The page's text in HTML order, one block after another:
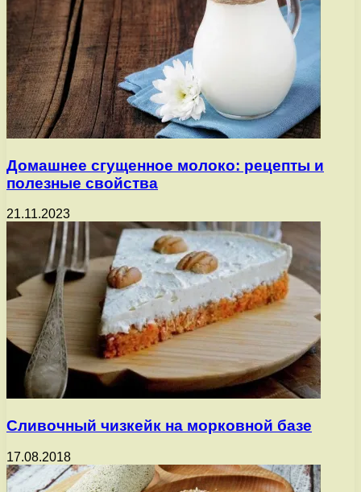
Домашнее сгущенное молоко: рецепты и
полезные свойства
21.11.2023
Сливочный чизкейк на морковной базе
17.08.2018